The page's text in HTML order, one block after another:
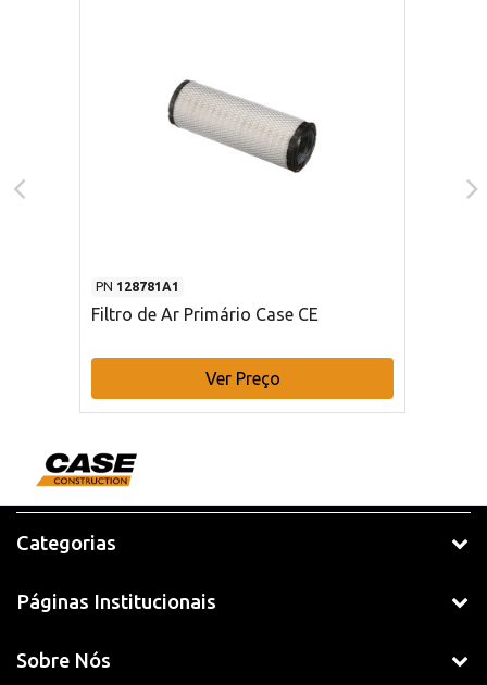
PN 128781A1
Filtro de Ar Primário Case CE
Ver Preço
Categorias
Páginas Institucionais
Sobre Nós